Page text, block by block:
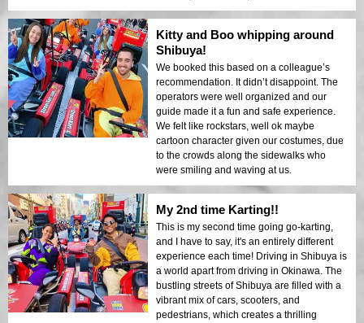
Kitty and Boo whipping around
Shibuya!
We booked this based on a colleague’s
recommendation. It didn’t disappoint. The
operators were well organized and our
guide made it a fun and safe experience.
We felt like rockstars, well ok maybe
cartoon character given our costumes, due
to the crowds along the sidewalks who
were smiling and waving at us.
My 2nd time Karting!!
This is my second time going go-karting,
and I have to say, it's an entirely different
experience each time! Driving in Shibuya is
a world apart from driving in Okinawa. The
bustling streets of Shibuya are filled with a
vibrant mix of cars, scooters, and
pedestrians, which creates a thrilling